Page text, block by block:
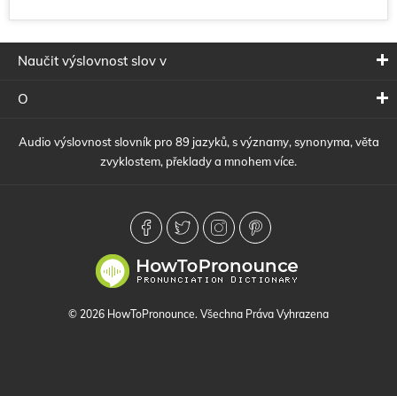
Naučit výslovnost slov v
O
Audio výslovnost slovník pro 89 jazyků, s významy, synonyma, věta
zvyklostem, překlady a mnohem více.
© 2026 HowToPronounce. Všechna Práva Vyhrazena